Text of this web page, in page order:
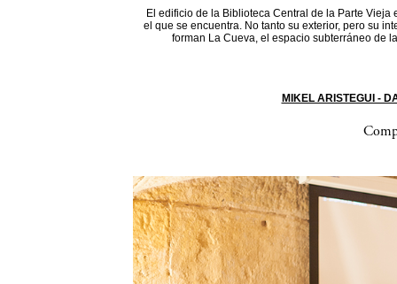
El edificio de la Biblioteca Central de la Parte
el que se encuentra. No tanto su exterior, pero su
forman La Cueva, el espacio subterráneo de
MIKEL ARISTEGUI -